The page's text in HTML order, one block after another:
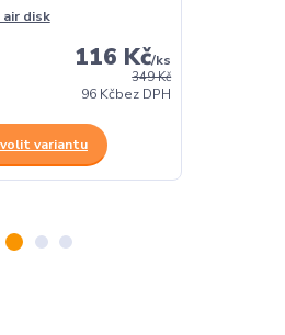
air disk
349 Kč
116 Kč/ks
96 Kčbez DPH
variantu